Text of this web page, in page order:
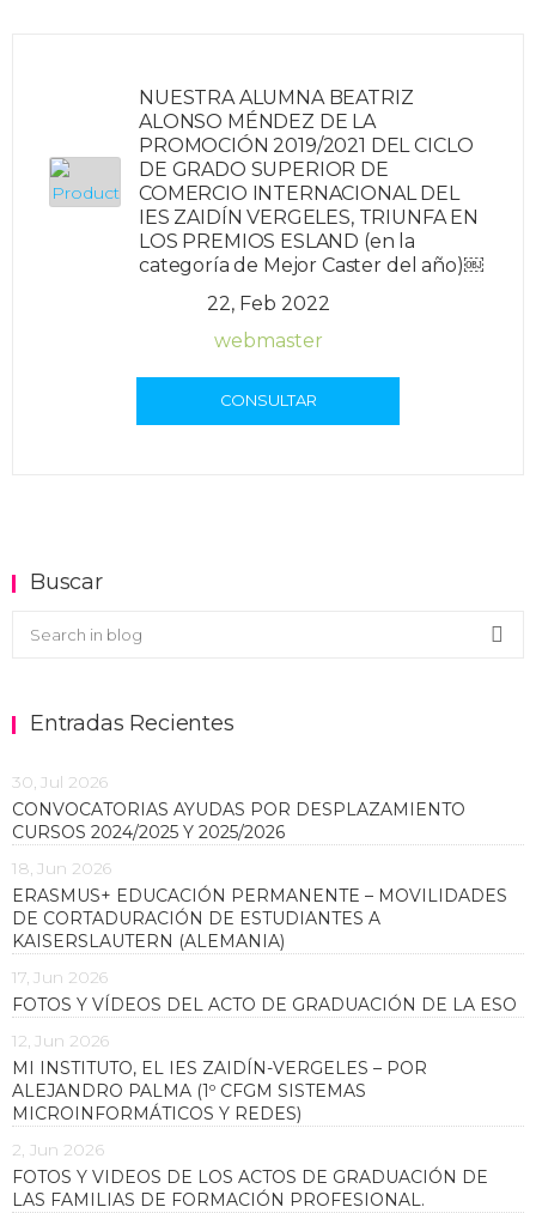
NUESTRA ALUMNA BEATRIZ
ALONSO MÉNDEZ DE LA
PROMOCIÓN 2019/2021 DEL CICLO
DE GRADO SUPERIOR DE
COMERCIO INTERNACIONAL DEL
IES ZAIDÍN VERGELES, TRIUNFA EN
LOS PREMIOS ESLAND (en la
categoría de Mejor Caster del año)￼
22, Feb 2022
webmaster
CONSULTAR
Buscar
Buscar en el blog
Entradas Recientes
30, Jul 2026
CONVOCATORIAS AYUDAS POR DESPLAZAMIENTO
CURSOS 2024/2025 Y 2025/2026
18, Jun 2026
ERASMUS+ EDUCACIÓN PERMANENTE – MOVILIDADES
DE CORTADURACIÓN DE ESTUDIANTES A
KAISERSLAUTERN (ALEMANIA)
17, Jun 2026
FOTOS Y VÍDEOS DEL ACTO DE GRADUACIÓN DE LA ESO
12, Jun 2026
MI INSTITUTO, EL IES ZAIDÍN-VERGELES – POR
ALEJANDRO PALMA (1º CFGM SISTEMAS
MICROINFORMÁTICOS Y REDES)
2, Jun 2026
FOTOS Y VIDEOS DE LOS ACTOS DE GRADUACIÓN DE
LAS FAMILIAS DE FORMACIÓN PROFESIONAL.